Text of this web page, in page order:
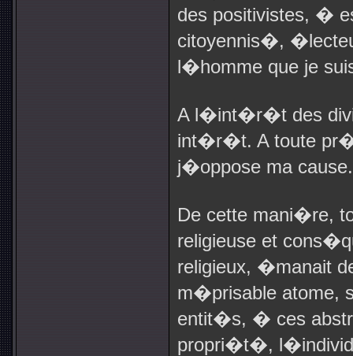
des positivistes, �
citoyennis�,
l�homme que je
A l�int�r�t des
int�r�t. A toute
j�oppose ma cause.
De cette mani�re,
religieuse et
religieux, �manait
m�prisable atome,
entit�s, � ces
propri�t�,